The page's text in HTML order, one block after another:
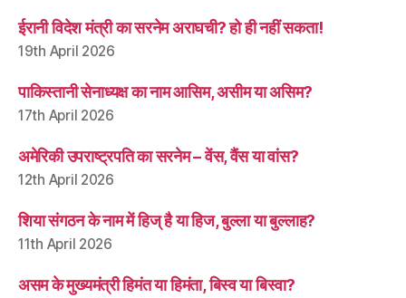
ईरानी विदेश मंत्री का सरनेम अराघची? हो ही नहीं सकता!
19th April 2026
पाकिस्तानी सेनाध्यक्ष का नाम आसिम, असीम या असिम?
17th April 2026
अमेरिकी उपराष्ट्रपति का सरनेम – वेंस, वैंस या वांस?
12th April 2026
शिया संगठन के नाम में हिज् है या हिज, बुल्ला या बुल्लाह?
11th April 2026
असम के मुख्यमंत्री हिमंत या हिमंता, बिस्व या बिस्वा?